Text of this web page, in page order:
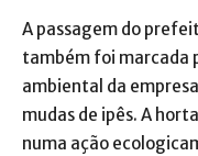
A passagem do
também foi marcada
ambiental da
mudas de ipês. A
numa ação